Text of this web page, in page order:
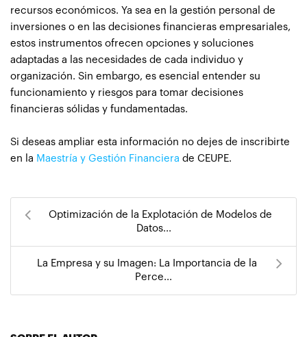
recursos económicos. Ya sea en la gestión personal de
inversiones o en las decisiones financieras empresariales,
estos instrumentos ofrecen opciones y soluciones
adaptadas a las necesidades de cada individuo y
organización. Sin embargo, es esencial entender su
funcionamiento y riesgos para tomar decisiones
financieras sólidas y fundamentadas.
Si deseas ampliar esta información no dejes de inscribirte
en la Maestría y Gestión Financiera de CEUPE.
Optimización de la Explotación de Modelos de
Datos...
La Empresa y su Imagen: La Importancia de la
Perce...